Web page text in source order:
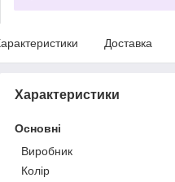
Доставка
Характеристики
Основні
Виробник
Колір